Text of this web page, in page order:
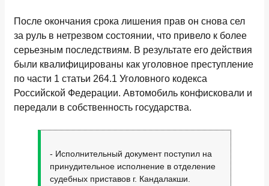
После окончания срока лишения прав он снова сел
за руль в нетрезвом состоянии, что привело к более
серьезным последствиям. В результате его действия
были квалифицированы как уголовное преступление
по части 1 статьи 264.1 Уголовного кодекса
Российской Федерации. Автомобиль конфисковали и
передали в собственность государства.
- Исполнительный документ поступил на
принудительное исполнение в отделение
судебных приставов г. Кандалакши.